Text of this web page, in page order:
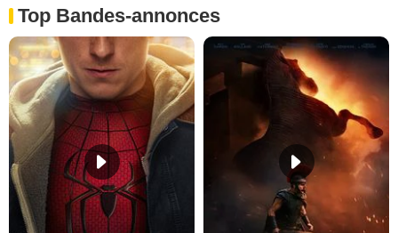
Top Bandes-annonces